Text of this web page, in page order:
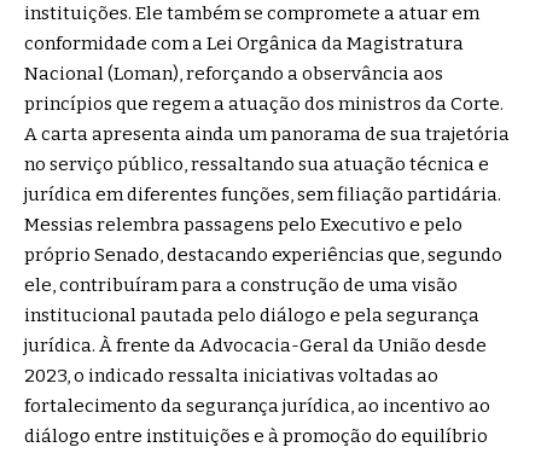
instituições. Ele também se compromete a atuar em
conformidade com a Lei Orgânica da Magistratura
Nacional (Loman), reforçando a observância aos
princípios que regem a atuação dos ministros da Corte.
A carta apresenta ainda um panorama de sua trajetória
no serviço público, ressaltando sua atuação técnica e
jurídica em diferentes funções, sem filiação partidária.
Messias relembra passagens pelo Executivo e pelo
próprio Senado, destacando experiências que, segundo
ele, contribuíram para a construção de uma visão
institucional pautada pelo diálogo e pela segurança
jurídica. À frente da Advocacia-Geral da União desde
2023, o indicado ressalta iniciativas voltadas ao
fortalecimento da segurança jurídica, ao incentivo ao
diálogo entre instituições e à promoção do equilíbrio